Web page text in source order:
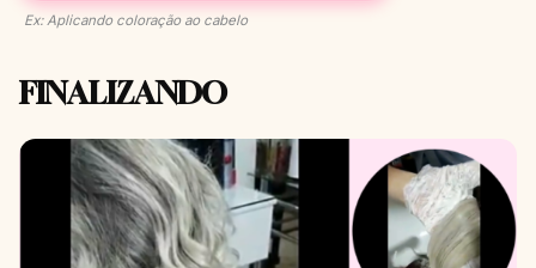
Ex: Aplicando coloração ao cabelo
FINALIZANDO